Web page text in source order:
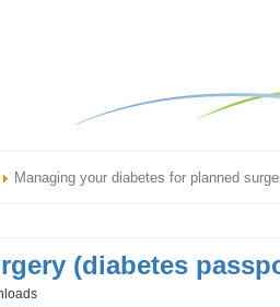
Managing your diabetes for planned
(diabetes